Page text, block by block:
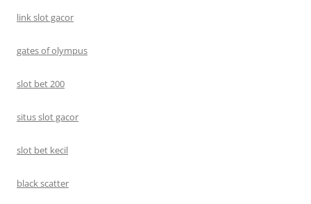
link slot gacor
gates of olympus
slot bet 200
situs slot gacor
slot bet kecil
black scatter